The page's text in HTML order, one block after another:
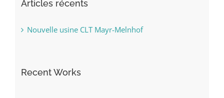
Articles récents
Nouvelle usine CLT Mayr-Melnhof
Recent Works